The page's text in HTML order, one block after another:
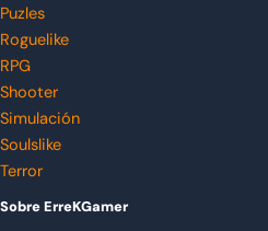
Puzles
Roguelike
RPG
Shooter
Simulación
Soulslike
Terror
Sobre ErreKGamer